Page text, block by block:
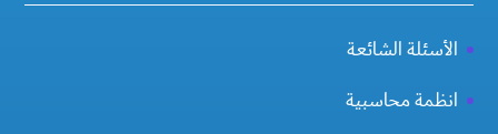
الأسئلة الشائعة
انظمة محاسبية